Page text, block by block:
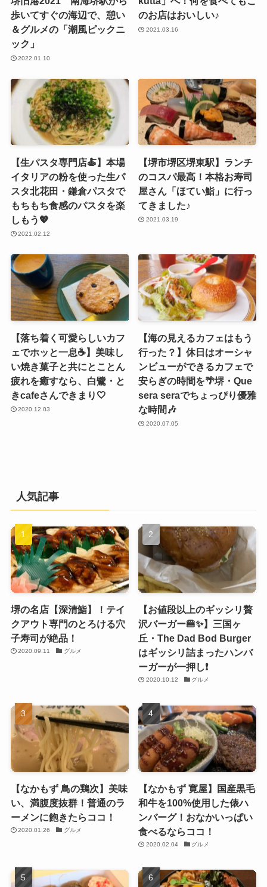
歩いてすぐの海辺で、憩い
＆グルメの「潮風ピックニ
ック」
2022.01.10
のお店はおいしい♪
2021.03.16
【生パスタ専門店🍝】本場
イタリアの粉を使った生パ
スタ北花田・鎌倉パスタで
もちもち食感のパスタを楽
しもう💖
2021.02.12
【堺市堺区堺東駅】ランチ
のコスパ最高！本格お寿司
屋さん「ほてい鮨」に行っ
てきました♪
2021.03.19
【落ち着く可愛らしいカフ
ェでホッと一息☕️】美味し
い焼き菓子と共にとことん
疲れを癒すなら、白鷺・と
きcafeさんできまり🤍
2020.12.03
【海の見えるカフェはもう
行った？】休日はオーシャ
ンビューができるカフェで
安らぎの時間を🌴堺・Que
sera seraでちょっぴり優雅
な時間🎶
2020.07.05
人気記事
堺の名店【深清鮨】！テイ
クアウト専門のとろける穴
子寿司が絶品！
2020.09.11 グルメ
【お値段以上のギッシリ贅
沢バーガー🍔✨】三国ヶ
丘・The Dad Bod Burger
はギッシリ詰まったハンバ
ーガーが一押し❗️
2020.10.12 グルメ
【なかもず 鳥の鶏次】美味
い、満腹度抜群！普通のラ
ーメンに飽きたらココ！
2020.01.26 グルメ
【なかもず 寛屋】国産黒毛
和牛を100%使用した俵ハ
ンバーグ！おなかいっぱい
食べるならココ！
2020.02.04 グルメ